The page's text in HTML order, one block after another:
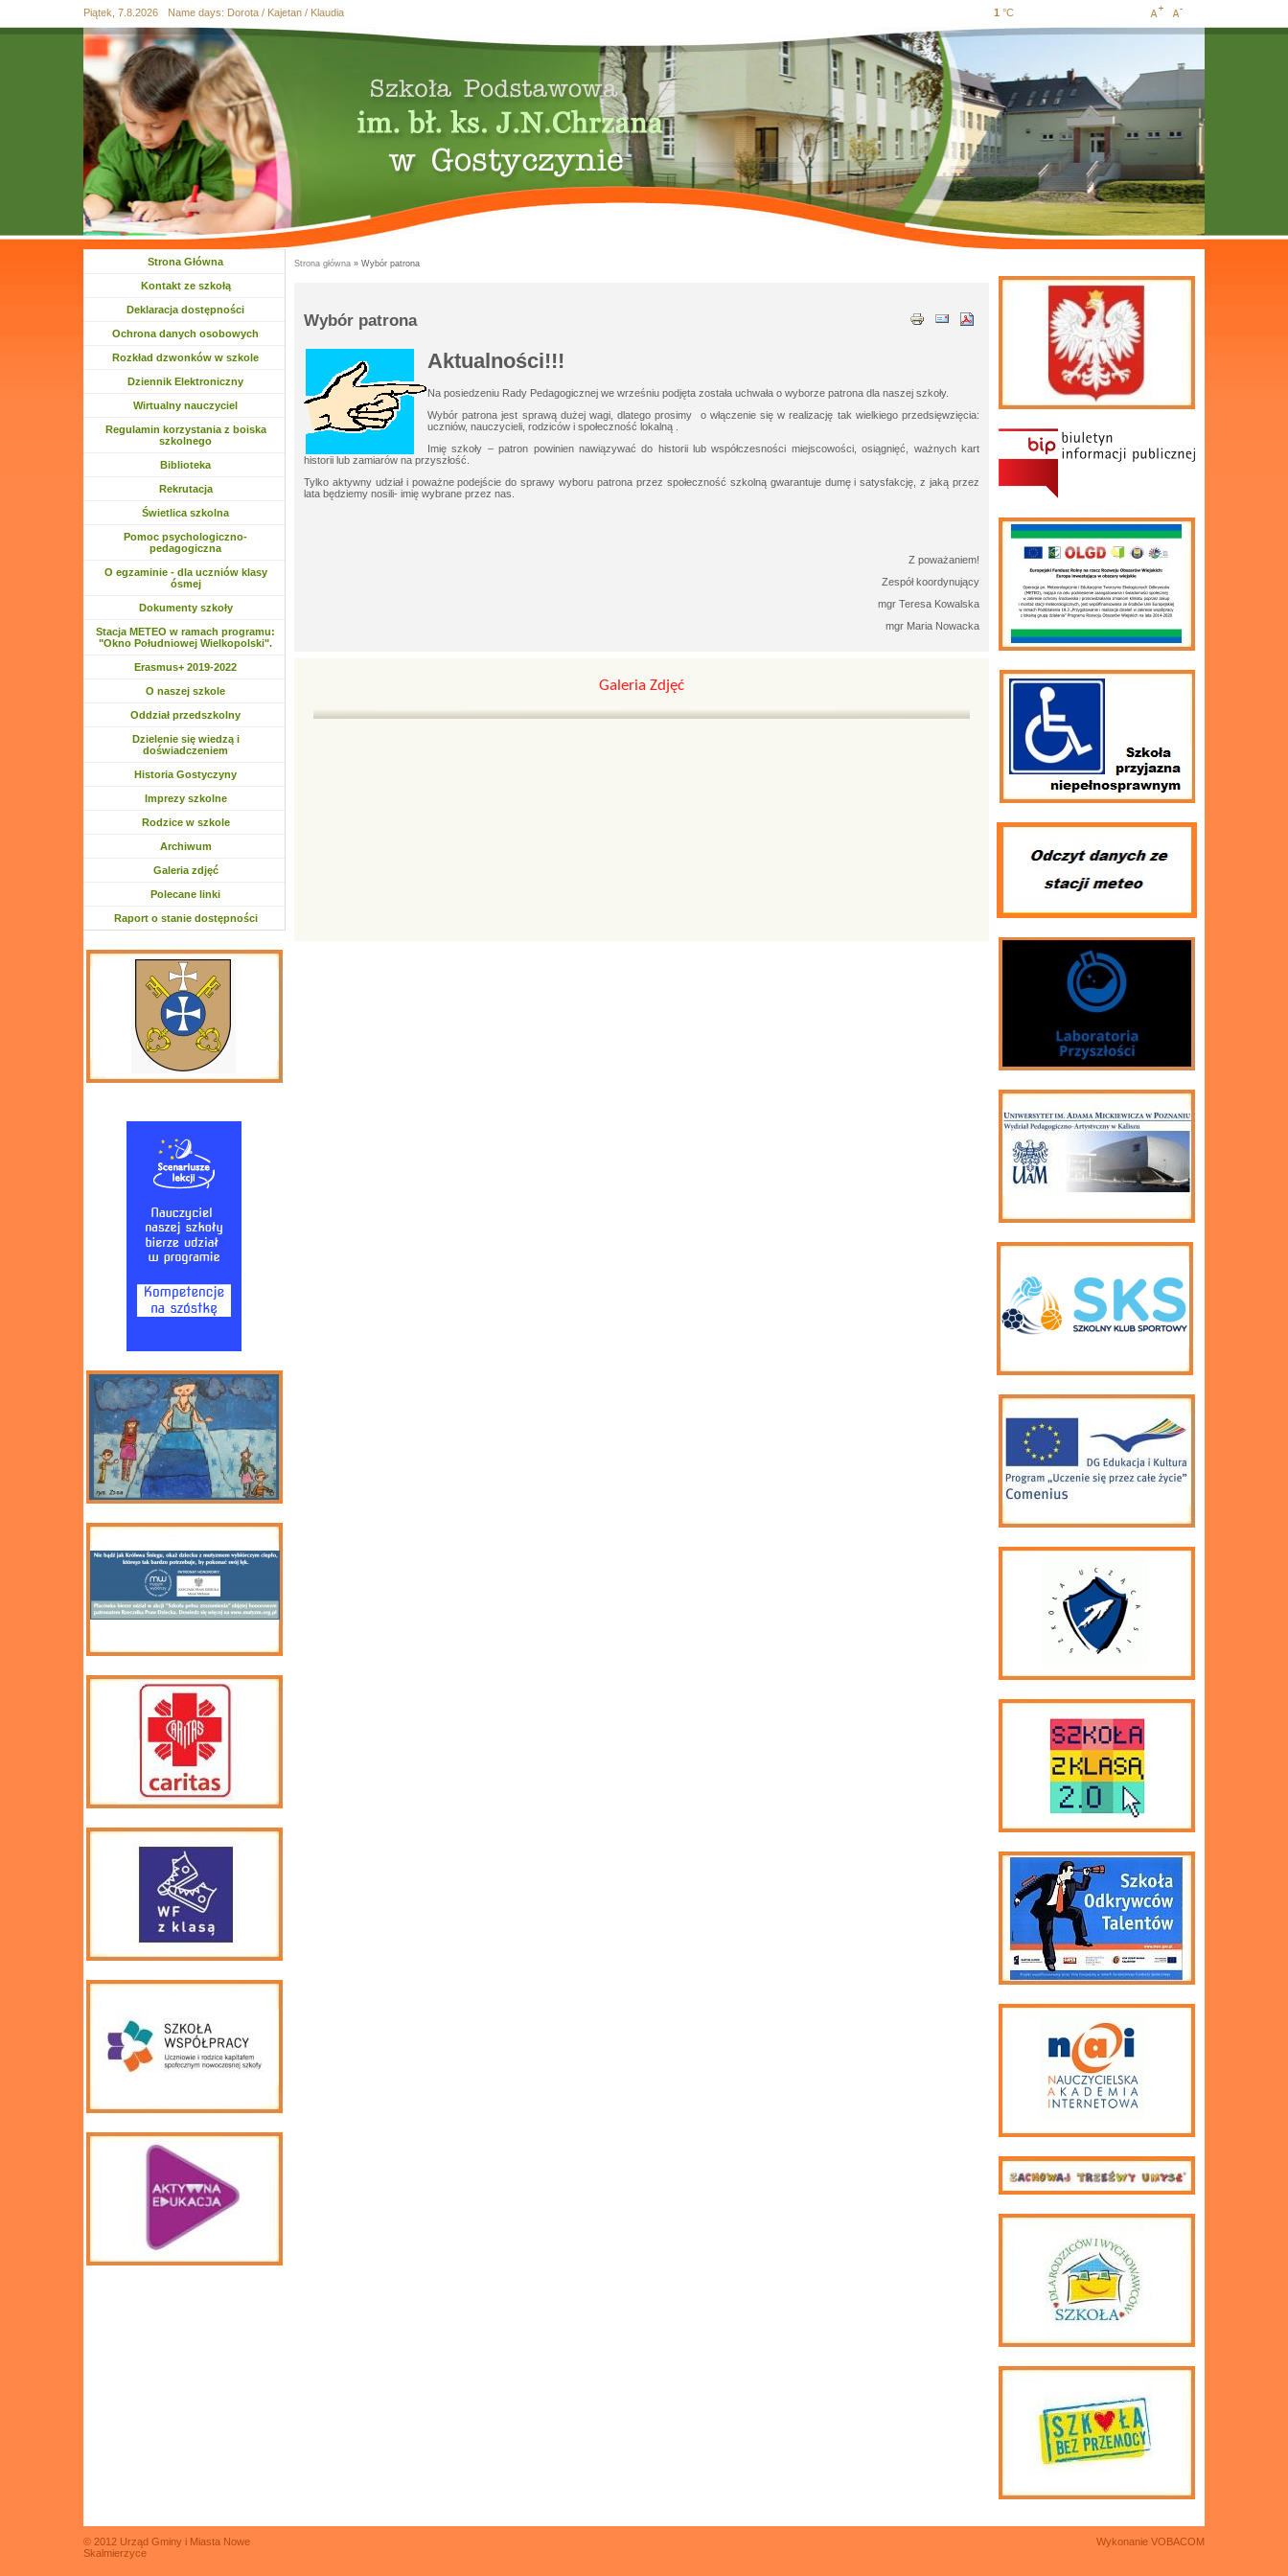
Przejdź
Przejdź do
wyszukiwania
Skip
Przejdź
Przejdź
Piątek, 7.8.2026 Name days: Dorota / Kajetan / Klaudia 1 °C IncreaseDecrease
Strona Główna
Kontakt ze szkołą
Deklaracja dostępności
Ochrona danych osobowych
Rozkład dzwonków w szkole
Dziennik Elektroniczny
Wirtualny nauczyciel
Regulamin korzystania z boiska
szkolnego
Biblioteka
Rozwiń menu
Rekrutacja
Rozwiń menu
Świetlica szkolna
Rozwiń menu
Pomoc psychologiczno-
pedagogiczna
O egzaminie - dla uczniów klasy
ósmej
Dokumenty szkoły
Stacja METEO w ramach programu:
"Okno Południowej Wielkopolski".
Rozwiń menu
Erasmus+ 2019-2022
Rozwiń menu
O naszej szkole
Rozwiń menu
Oddział przedszkolny
Rozwiń menu
Dzielenie się wiedzą i
doświadczeniem
Historia Gostyczyny
Rozwiń menu
Imprezy szkolne
Rozwiń menu
Rodzice w szkole
Rozwiń menu
Archiwum
Galeria zdjęć
Polecane linki
Raport o stanie dostępności
Strona główna » Wybór patrona
Wybór patrona
Aktualności!!!
Na posiedzeniu Rady Pedagogicznej we wrześniu podjęta została uchwała o wyborze patrona dla naszej szkoły.
Wybór patrona jest sprawą dużej wagi, dlatego prosimy o włączenie się w realizację tak wielkiego przedsięwzięcia:
uczniów, nauczycieli, rodziców i społeczność lokalną .
Imię szkoły – patron powinien nawiązywać do historii lub współczesności miejscowości, osiągnięć, ważnych kart
historii lub zamiarów na przyszłość.
Tylko aktywny udział i poważne podejście do sprawy wyboru patrona przez społeczność szkolną gwarantuje dumę i satysfakcję, z jaką przez
lata będziemy nosili- imię wybrane przez nas.
Z poważaniem!
Zespół koordynujący
mgr Teresa Kowalska
mgr Maria Nowacka
Galeria Zdjęć
© 2012 Urząd Gminy i Miasta Nowe
Skalmierzyce
Wykonanie VOBACOM